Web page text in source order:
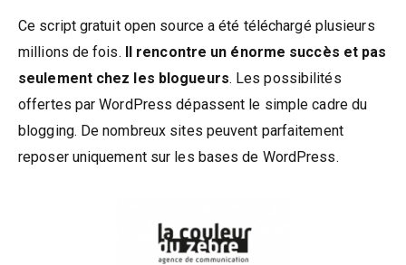
Ce script gratuit open source a été téléchargé plusieurs
millions de fois. Il rencontre un énorme succès et pas
seulement chez les blogueurs. Les possibilités
offertes par WordPress dépassent le simple cadre du
blogging. De nombreux sites peuvent parfaitement
reposer uniquement sur les bases de WordPress.